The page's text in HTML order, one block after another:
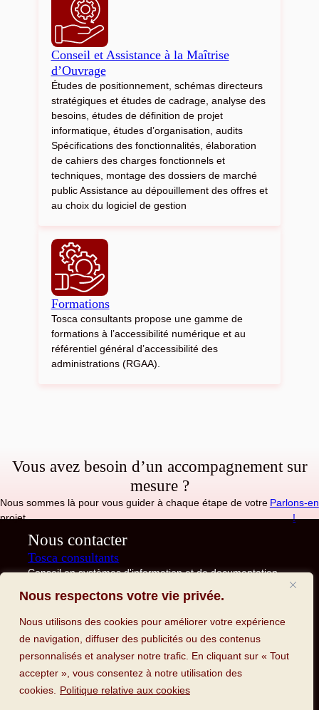
Nous respectons votre vie privée.
Nous utilisons des cookies pour améliorer votre expérience
de navigation, diffuser des publicités ou des contenus
personnalisés et analyser notre trafic. En cliquant sur « Tout
accepter », vous consentez à notre utilisation des
cookies.
Politique relative aux cookies
Conseil et Assistance à la Maîtrise
d’Ouvrage
Études de positionnement, schémas directeurs
stratégiques et études de cadrage, analyse des
besoins, études de définition de projet
informatique, études d’organisation, audits
Spécifications des fonctionnalités, élaboration
de cahiers des charges fonctionnels et
techniques, montage des dossiers de marché
public Assistance au dépouillement des offres et
au choix du logiciel de gestion
Formations
Tosca consultants propose une gamme de
formations à l’accessibilité numérique et au
référentiel général d’accessibilité des
administrations (RGAA).
Vous avez besoin d’un accompagnement sur
mesure ?
Nous sommes là pour vous guider à chaque étape de votre
projet.
Parlons-en
!
Nous contacter
Tosca consultants
Conseil en systèmes d'information et de documentation
Confidentialité
Politique de confidentialité